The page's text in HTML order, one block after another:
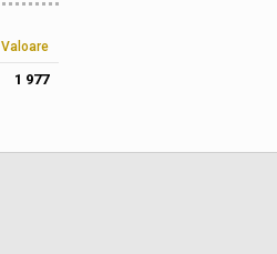
Valoare
1 977